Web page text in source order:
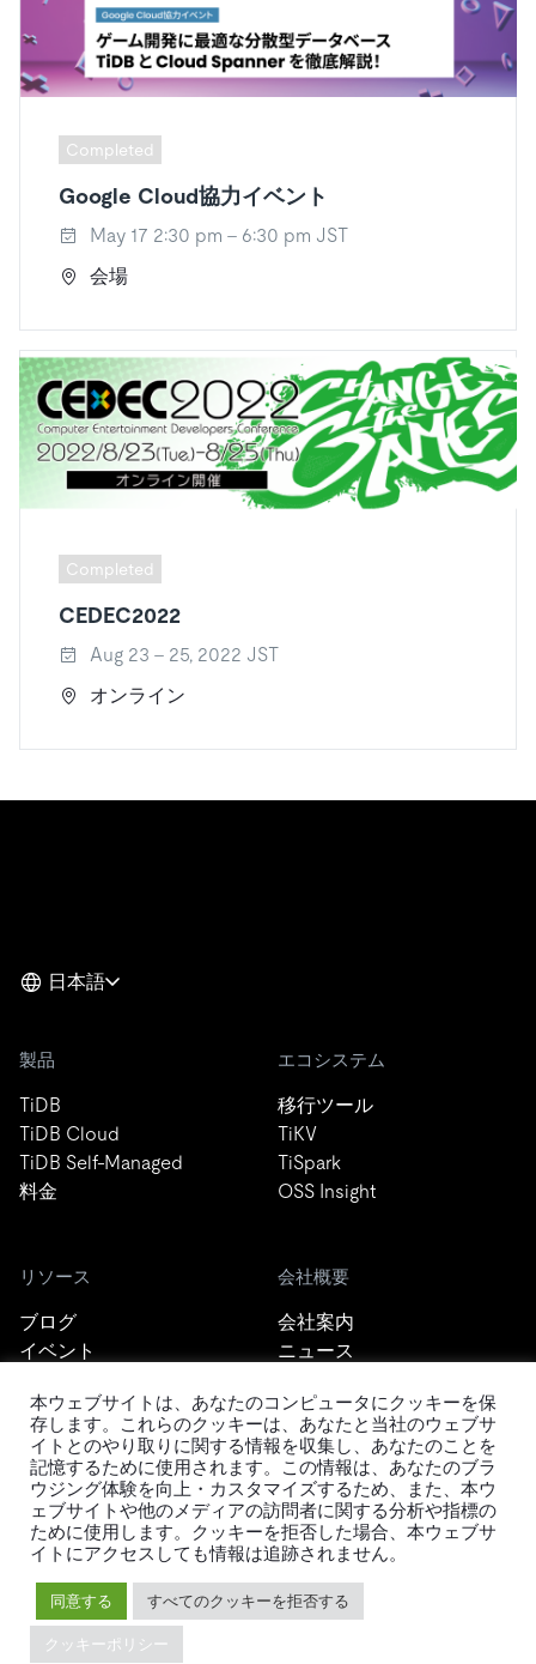
Completed
Google Cloud協力イベント
May 17 2:30 pm - 6:30 pm JST
会場
Completed
CEDEC2022
Aug 23 - 25, 2022 JST
オンライン
日本語
製品
TiDB
TiDB Cloud
TiDB Self-Managed
料金
エコシステム
移行ツール
TiKV
TiSpark
OSS Insight
リソース
ブログ
イベント
Developer Guide
FAQ
サポート
会社概要
会社案内
ニュース
お問い合わせ
パートナー
Trust Hub
セキュリティ
メンテナンスポリシー
ブランドガイドライン
本ウェブサイトは、あなたのコンピュータにクッキーを保
存します。これらのクッキーは、あなたと当社のウェブサ
イトとのやり取りに関する情報を収集し、あなたのことを
記憶するために使用されます。この情報は、あなたのブラ
ウジング体験を向上・カスタマイズするため、また、本ウ
ェブサイトや他のメディアの訪問者に関する分析や指標の
ために使用します。クッキーを拒否した場合、本ウェブサ
イトにアクセスしても情報は追跡されません。
同意する すべてのクッキーを拒否する
クッキーポリシー